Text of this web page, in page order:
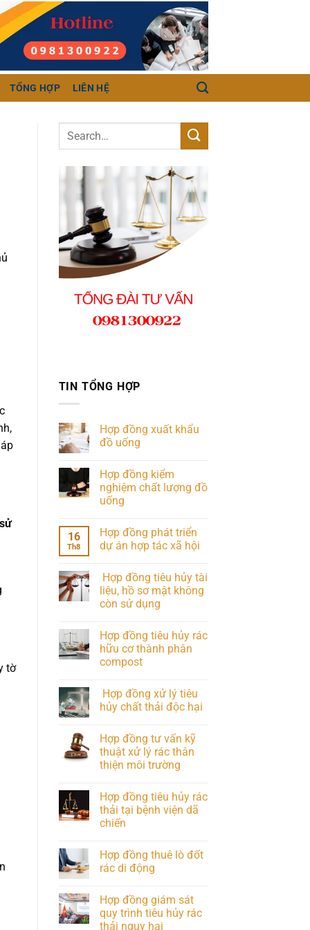
TỔNG HỢP LIÊN HỆ
tờ
TIN TỔNG HỢP
Hợp đồng xuất khẩu
đồ uống
Hợp đồng kiểm
nghiệm chất lượng đồ
uống
16
Th8
Hợp đồng phát triển
dự án hợp tác xã hội
Hợp đồng tiêu hủy tài
liệu, hồ sơ mật không
còn sử dụng
Hợp đồng tiêu hủy rác
hữu cơ thành phân
compost
Hợp đồng xử lý tiêu
hủy chất thải độc hại
Hợp đồng tư vấn kỹ
thuật xử lý rác thân
thiện môi trường
Hợp đồng tiêu hủy rác
thải tại bệnh viện dã
chiến
Hợp đồng thuê lò đốt
rác di động
Hợp đồng giám sát
quy trình tiêu hủy rác
thải nguy hại